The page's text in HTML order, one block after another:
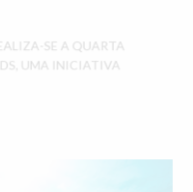
SE A QUARTA
UMA INICIATIVA